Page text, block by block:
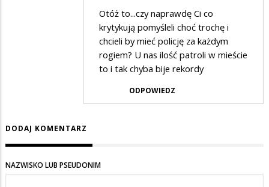
piswyborca
Otóż to...czy naprawdę Ci co
krytykują pomyśleli choć trochę i
chcieli by mieć policję za każdym
rogiem? U nas ilość patroli w mieście
to i tak chyba bije rekordy
ODPOWIEDZ
DODAJ KOMENTARZ
NAZWISKO LUB PSEUDONIM